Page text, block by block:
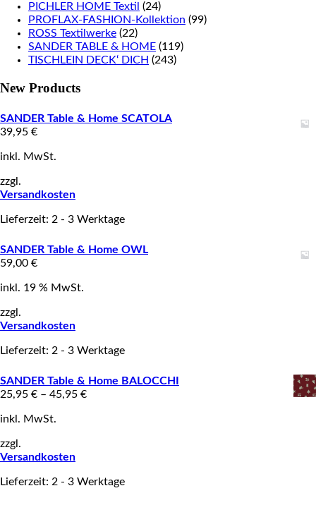
PICHLER HOME Textil (24)
PROFLAX-FASHION-Kollektion (99)
ROSS Textilwerke (22)
SANDER TABLE & HOME (119)
TISCHLEIN DECK‘ DICH (243)
New Products
SANDER Table & Home SCATOLA
39,95 €
inkl. MwSt.
zzgl.
Versandkosten
Lieferzeit: 2 - 3 Werktage
SANDER Table & Home OWL
59,00 €
inkl. 19 % MwSt.
zzgl.
Versandkosten
Lieferzeit: 2 - 3 Werktage
SANDER Table & Home BALOCCHI
25,95 € – 45,95 €
inkl. MwSt.
zzgl.
Versandkosten
Lieferzeit: 2 - 3 Werktage